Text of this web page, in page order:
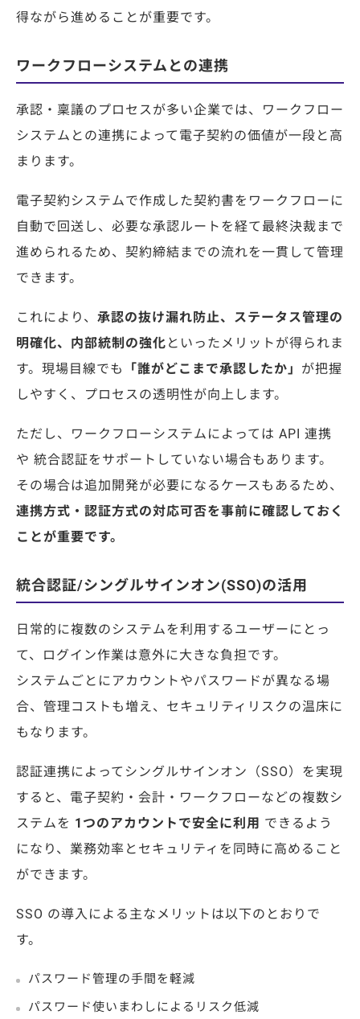
得ながら進めることが重要です。
ワークフローシステムとの連携
承認・稟議のプロセスが多い企業では、ワークフロー
システムとの連携によって電子契約の価値が一段と高
まります。
電子契約システムで作成した契約書をワークフローに
自動で回送し、必要な承認ルートを経て最終決裁まで
進められるため、契約締結までの流れを一貫して管理
できます。
これにより、 承認の抜け漏れ防止、ステータス管理の
明確化、内部統制の強化 といったメリットが得られま
す。現場目線でも
「誰がどこまで承認したか」 が把握
しやすく、プロセスの透明性が向上します。
ただし、ワークフローシステムによっては API 連携
や 統合認証をサポートしていない場合もあります。
その場合は追加開発が必要になるケースもあるため、
連携方式・認証方式の対応可否を事前に確認しておく
ことが重要です。
統合認証/シングルサインオン(SSO)の活用
日常的に複数のシステムを利用するユーザーにとっ
て、ログイン作業は意外に大きな負担です。
システムごとにアカウントやパスワードが異なる場
合、管理コストも増え、セキュリティリスクの温床に
もなります。
認証連携によってシングルサインオン（SSO）を実現
すると、電子契約・会計・ワークフローなどの複数シ
ステムを 1つのアカウントで安全に利用 できるよう
になり、業務効率とセキュリティを同時に高めること
ができます。
SSO の導入による主なメリットは以下のとおりで
す。
パスワード管理の手間を軽減
パスワード使いまわしによるリスク低減